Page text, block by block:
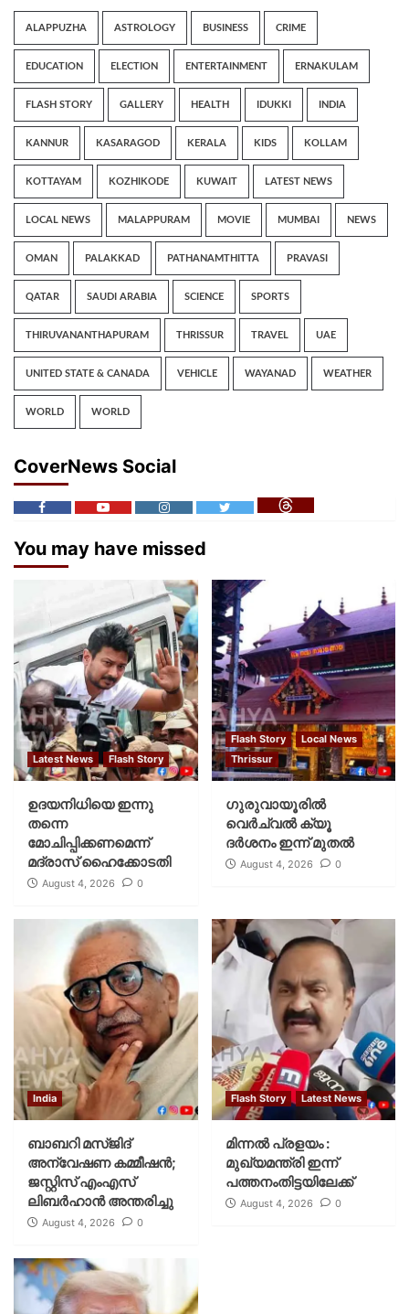
ALAPPUZHA ASTROLOGY BUSINESS CRIME
EDUCATION ELECTION ENTERTAINMENT ERNAKULAM
FLASH STORY GALLERY HEALTH IDUKKI INDIA
KANNUR KASARAGOD KERALA KIDS KOLLAM
KOTTAYAM KOZHIKODE KUWAIT LATEST NEWS
LOCAL NEWS MALAPPURAM MOVIE MUMBAI NEWS
OMAN PALAKKAD PATHANAMTHITTA PRAVASI
QATAR SAUDI ARABIA SCIENCE SPORTS
THIRUVANANTHAPURAM THRISSUR TRAVEL UAE
UNITED STATE & CANADA VEHICLE WAYANAD WEATHER
WORLD WORLD
CoverNews Social
You may have missed
Latest News Flash Story
ഉദയനിധിയെ ഇന്നു
തന്നെ
മോചിപ്പിക്കണമെന്ന്
മദ്രാസ് ഹൈക്കോടതി
August 4, 2026 0
Flash Story
Local News
Thrissur
ഗുരുവായൂരില്‍
വെര്‍ച്വല്‍ ക്യൂ
ദര്‍ശനം ഇന്ന് മുതല്‍
August 4, 2026 0
India
ബാബറി മസ്ജിദ്
അന്വേഷണ കമ്മീഷന്‍;
ജസ്റ്റിസ് എംഎസ്
ലിബര്‍ഹാന്‍ അന്തരിച്ചു
August 4, 2026 0
Flash Story Latest News
മിന്നല്‍ പ്രളയം :
മുഖ്യമന്ത്രി ഇന്ന്
പത്തനംതിട്ടയിലേക്ക്
August 4, 2026 0